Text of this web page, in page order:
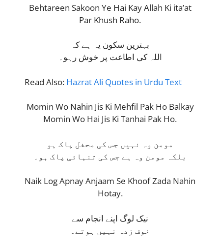
Behtareen Sakoon Ye Hai Kay Allah Ki ita’at
Par Khush Raho.
بہترین سکون یہ ہے کہ
اللہ کی اطاعت پر خوش رہو۔
Read Also: Hazrat Ali Quotes in Urdu Text
Momin Wo Nahin Jis Ki Mehfil Pak Ho Balkay
Momin Wo Hai Jis Ki Tanhai Pak Ho.
مومن وہ نہیں جس کی محفل پاک ہو
بلکہ مومن وہ ہے جس کی تنہائی پاک ہو۔
Naik Log Apnay Anjaam Se Khoof Zada Nahin
Hotay.
نیک لوگ اپنے انجام سے
خوف زدہ نہیں ہوتے۔